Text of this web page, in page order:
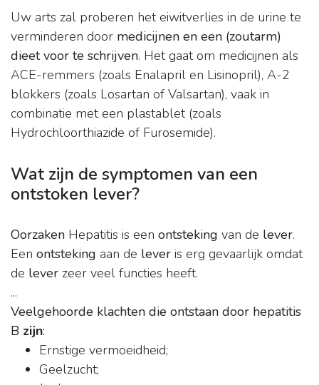
Uw arts zal proberen het eiwitverlies in de urine te
verminderen door medicijnen en een (zoutarm)
dieet voor te schrijven. Het gaat om medicijnen als
ACE-remmers (zoals Enalapril en Lisinopril), A-2
blokkers (zoals Losartan of Valsartan), vaak in
combinatie met een plastablet (zoals
Hydrochloorthiazide of Furosemide).
Wat zijn de symptomen van een
ontstoken lever?
Oorzaken Hepatitis is een ontsteking van de lever.
Een ontsteking aan de lever is erg gevaarlijk omdat
de lever zeer veel functies heeft.
...
Veelgehoorde klachten die ontstaan door hepatitis
B zijn:
Ernstige vermoeidheid;
Geelzucht;